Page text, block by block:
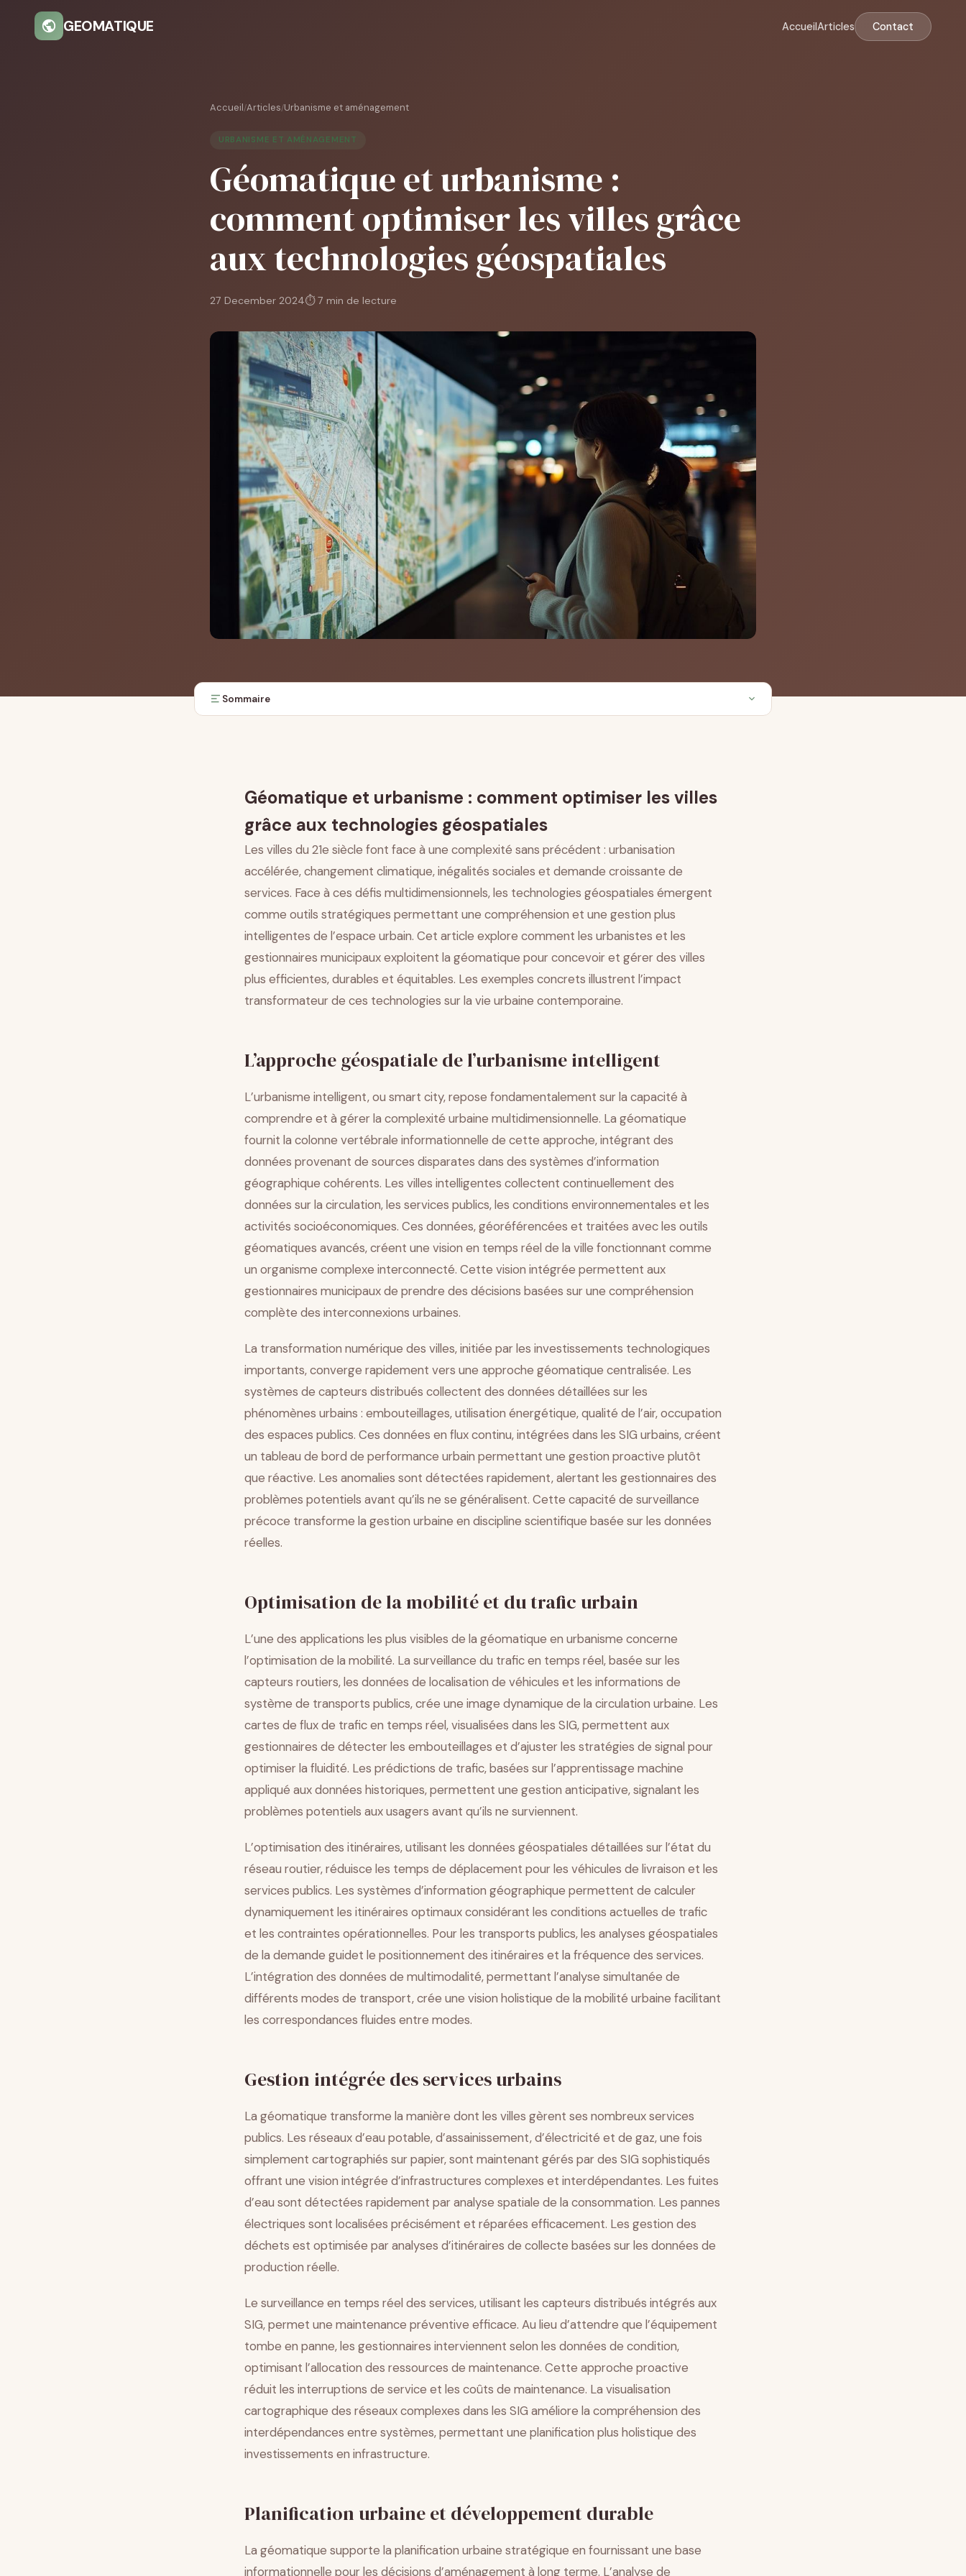
GEOMATIQUE AccueilArticles Contact
Accueil/Articles/Urbanisme et aménagement
URBANISME ET AMÉNAGEMENT
Géomatique et urbanisme :
comment optimiser les villes grâce
aux technologies géospatiales
27 December 2024⏱ 7 min de lecture
Sommaire
Planification urbaine et développement durable
Adaptation climatique et résilience urbaine
Participation citoyenne et gouvernance participative
Géomatique et urbanisme : comment optimiser les villes
grâce aux technologies géospatiales
Les villes du 21e siècle font face à une complexité sans précédent : urbanisation
accélérée, changement climatique, inégalités sociales et demande croissante de
services. Face à ces défis multidimensionnels, les technologies géospatiales émergent
comme outils stratégiques permettant une compréhension et une gestion plus
intelligentes de l’espace urbain. Cet article explore comment les urbanistes et les
gestionnaires municipaux exploitent la géomatique pour concevoir et gérer des villes
plus efficientes, durables et équitables. Les exemples concrets illustrent l’impact
transformateur de ces technologies sur la vie urbaine contemporaine.
L’approche géospatiale de l’urbanisme intelligent
L’urbanisme intelligent, ou smart city, repose fondamentalement sur la capacité à
comprendre et à gérer la complexité urbaine multidimensionnelle. La géomatique
fournit la colonne vertébrale informationnelle de cette approche, intégrant des
données provenant de sources disparates dans des systèmes d’information
géographique cohérents. Les villes intelligentes collectent continuellement des
données sur la circulation, les services publics, les conditions environnementales et les
activités socioéconomiques. Ces données, géoréférencées et traitées avec les outils
géomatiques avancés, créent une vision en temps réel de la ville fonctionnant comme
un organisme complexe interconnecté. Cette vision intégrée permettent aux
gestionnaires municipaux de prendre des décisions basées sur une compréhension
complète des interconnexions urbaines.
La transformation numérique des villes, initiée par les investissements technologiques
importants, converge rapidement vers une approche géomatique centralisée. Les
systèmes de capteurs distribués collectent des données détaillées sur les
phénomènes urbains : embouteillages, utilisation énergétique, qualité de l’air, occupation
des espaces publics. Ces données en flux continu, intégrées dans les SIG urbains, créent
un tableau de bord de performance urbain permettant une gestion proactive plutôt
que réactive. Les anomalies sont détectées rapidement, alertant les gestionnaires des
problèmes potentiels avant qu’ils ne se généralisent. Cette capacité de surveillance
précoce transforme la gestion urbaine en discipline scientifique basée sur les données
réelles.
Optimisation de la mobilité et du trafic urbain
L’une des applications les plus visibles de la géomatique en urbanisme concerne
l’optimisation de la mobilité. La surveillance du trafic en temps réel, basée sur les
capteurs routiers, les données de localisation de véhicules et les informations de
système de transports publics, crée une image dynamique de la circulation urbaine. Les
cartes de flux de trafic en temps réel, visualisées dans les SIG, permettent aux
gestionnaires de détecter les embouteillages et d’ajuster les stratégies de signal pour
optimiser la fluidité. Les prédictions de trafic, basées sur l’apprentissage machine
appliqué aux données historiques, permettent une gestion anticipative, signalant les
problèmes potentiels aux usagers avant qu’ils ne surviennent.
L’optimisation des itinéraires, utilisant les données géospatiales détaillées sur l’état du
réseau routier, réduisce les temps de déplacement pour les véhicules de livraison et les
services publics. Les systèmes d’information géographique permettent de calculer
dynamiquement les itinéraires optimaux considérant les conditions actuelles de trafic
et les contraintes opérationnelles. Pour les transports publics, les analyses géospatiales
de la demande guidet le positionnement des itinéraires et la fréquence des services.
L’intégration des données de multimodalité, permettant l’analyse simultanée de
différents modes de transport, crée une vision holistique de la mobilité urbaine facilitant
les correspondances fluides entre modes.
Gestion intégrée des services urbains
La géomatique transforme la manière dont les villes gèrent ses nombreux services
publics. Les réseaux d’eau potable, d’assainissement, d’électricité et de gaz, une fois
simplement cartographiés sur papier, sont maintenant gérés par des SIG sophistiqués
offrant une vision intégrée d’infrastructures complexes et interdépendantes. Les fuites
d’eau sont détectées rapidement par analyse spatiale de la consommation. Les pannes
électriques sont localisées précisément et réparées efficacement. Les gestion des
déchets est optimisée par analyses d’itinéraires de collecte basées sur les données de
production réelle.
Le surveillance en temps réel des services, utilisant les capteurs distribués intégrés aux
SIG, permet une maintenance préventive efficace. Au lieu d’attendre que l’équipement
tombe en panne, les gestionnaires interviennent selon les données de condition,
optimisant l’allocation des ressources de maintenance. Cette approche proactive
réduit les interruptions de service et les coûts de maintenance. La visualisation
cartographique des réseaux complexes dans les SIG améliore la compréhension des
interdépendances entre systèmes, permettant une planification plus holistique des
investissements en infrastructure.
Planification urbaine et développement durable
La géomatique supporte la planification urbaine stratégique en fournissant une base
informationnelle pour les décisions d’aménagement à long terme. L’analyse de